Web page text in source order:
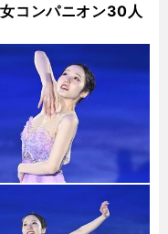
コンパニオン30人